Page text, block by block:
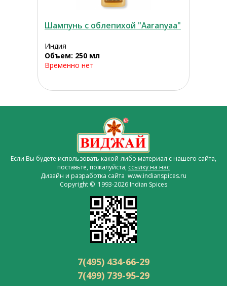
Шампунь с облепихой "Aaranyaa"
Индия
Объем: 250 мл
Временно нет
Если Вы будете использовать какой-либо материал с нашего сайта,
поставьте, пожалуйста, ссылку на нас
Дизайн и разработка сайта www.indianspices.ru
Copyright © 1993-2026 Indian Spices
7(495) 434-66-29
7(499) 739-95-29